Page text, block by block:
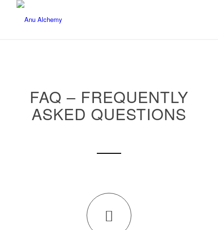
FAQ – FREQUENTLY
ASKED QUESTIONS